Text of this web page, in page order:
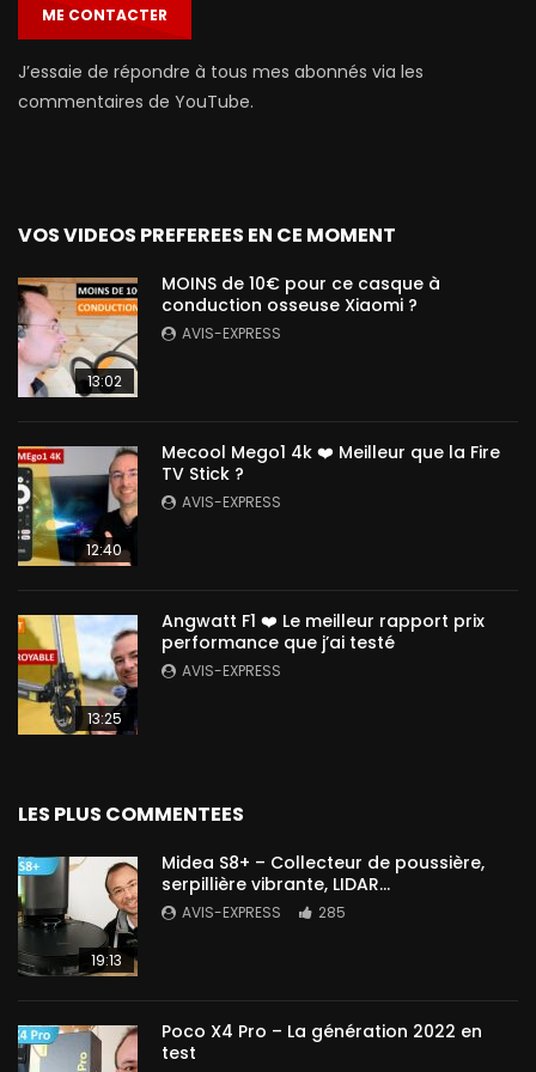
ME CONTACTER
J’essaie de répondre à tous mes abonnés via les
commentaires de YouTube.
VOS VIDEOS PREFEREES EN CE MOMENT
13:02
MOINS de 10€ pour ce casque à
conduction osseuse Xiaomi ?
AVIS-EXPRESS
12:40
Mecool Mego1 4k ❤️ Meilleur que la Fire
TV Stick ?
AVIS-EXPRESS
13:25
Angwatt F1 ❤️ Le meilleur rapport prix
performance que j’ai testé
AVIS-EXPRESS
LES PLUS COMMENTEES
19:13
Midea S8+ – Collecteur de poussière,
serpillière vibrante, LIDAR…
AVIS-EXPRESS 285
Poco X4 Pro – La génération 2022 en
test